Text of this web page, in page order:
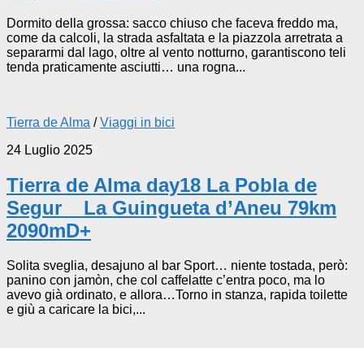
Dormito della grossa: sacco chiuso che faceva freddo ma,
come da calcoli, la strada asfaltata e la piazzola arretrata a
separarmi dal lago, oltre al vento notturno, garantiscono teli
tenda praticamente asciutti… una rogna...
Tierra de Alma /Viaggi in bici
24 Luglio 2025
Tierra de Alma day18 La Pobla de
Segur _ La Guingueta d’Aneu 79km
2090mD+
Solita sveglia, desajuno al bar Sport… niente tostada, però:
panino con jamòn, che col caffelatte c’entra poco, ma lo
avevo già ordinato, e allora…Torno in stanza, rapida toilette
e giù a caricare la bici,...